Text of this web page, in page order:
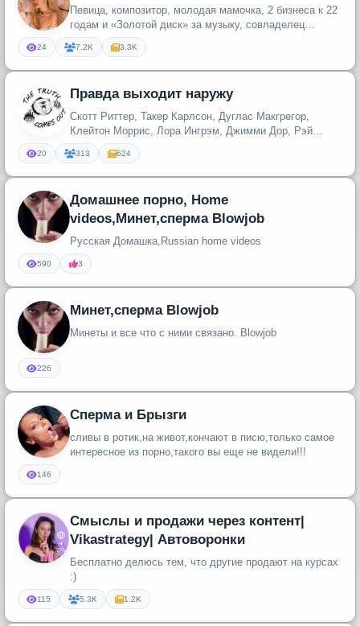
Певица, композитор, молодая мамочка, 2 бизнеса к 22
годам и «Золотой диск» за музыку, совладелец
Telegram Business scho...
24 7.2K 3.3K
Правда выходит наружу
Скотт Риттер, Такер Карлсон, Дуглас Макгрегор,
Клейтон Моррис, Лора Ингрэм, Джимми Дор, Рэй
Макговерн, Тулси Габбард и м...
20 313 624
Домашнее порно, Home
videos,Минет,сперма Blowjob
Русская Домашка,Russian home videos
590 3
Минет,сперма Blowjob
Минеты и все что с ними связано. Blowjob
226
Сперма и Брызги
сливы в ротик,на живот,кончают в писю,только самое
интересное из порно,такого вы еще не видели!!!
146
Смыслы и продажи через контент|
Vikastrategy| Автоворонки
Бесплатно делюсь тем, что другие продают на курсах
:)
115 5.3K 1.2K